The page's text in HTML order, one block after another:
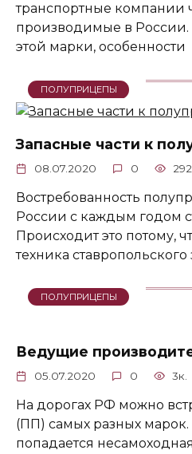
транспортные компании
производимые в России.
этой марки, особенности
ПОЛУПРИЦЕПЫ
Запасные части к
08.07.2020 0 292
Востребованность
России с каждым годом
Происходит это потому,
техника ставропольского
ПОЛУПРИЦЕПЫ
Ведущие
05.07.2020 0 3к.
На дорогах РФ можно
(ПП) самых разных
попадается